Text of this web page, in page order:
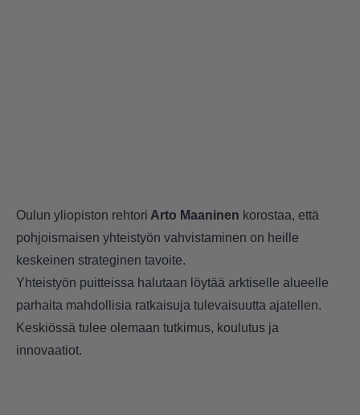
Oulun yliopiston rehtori Arto Maaninen korostaa, että
pohjoismaisen yhteistyön vahvistaminen on heille
keskeinen strateginen tavoite.
Yhteistyön puitteissa halutaan löytää arktiselle alueelle
parhaita mahdollisia ratkaisuja tulevaisuutta ajatellen.
Keskiössä tulee olemaan tutkimus, koulutus ja
innovaatiot.